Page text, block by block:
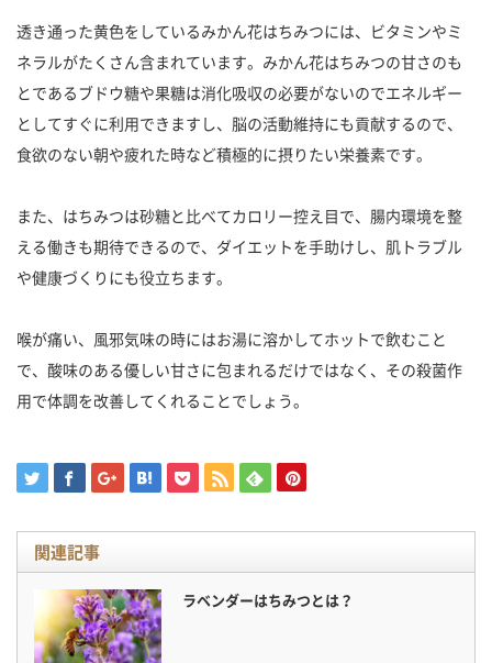
透き通った黄色をしているみかん花はちみつには、ビタミンやミ
ネラルがたくさん含まれています。みかん花はちみつの甘さのも
とであるブドウ糖や果糖は消化吸収の必要がないのでエネルギー
としてすぐに利用できますし、脳の活動維持にも貢献するので、
食欲のない朝や疲れた時など積極的に摂りたい栄養素です。
また、はちみつは砂糖と比べてカロリー控え目で、腸内環境を整
える働きも期待できるので、ダイエットを手助けし、肌トラブル
や健康づくりにも役立ちます。
喉が痛い、風邪気味の時にはお湯に溶かしてホットで飲むこと
で、酸味のある優しい甘さに包まれるだけではなく、その殺菌作
用で体調を改善してくれることでしょう。
関連記事
ラベンダーはちみつとは？